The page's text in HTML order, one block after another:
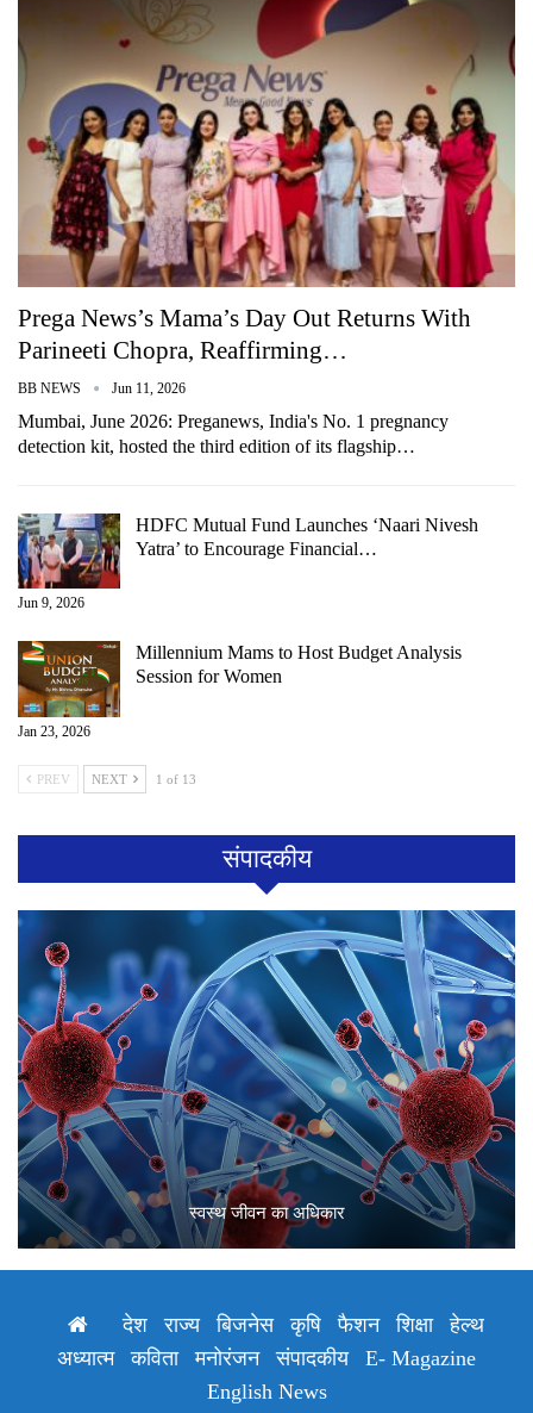
Prega News’s Mama’s Day Out Returns With
Parineeti Chopra, Reaffirming…
BB NEWS Jun 11, 2026
Mumbai, June 2026: Preganews, India's No. 1 pregnancy
detection kit, hosted the third edition of its flagship…
HDFC Mutual Fund Launches ‘Naari Nivesh
Yatra’ to Encourage Financial…
Jun 9, 2026
Millennium Mams to Host Budget Analysis
Session for Women
Jan 23, 2026
PREV NEXT 1 of 13
संपादकीय
स्वस्थ जीवन का अधिकार
देश राज्य बिजनेस कृषि फैशन शिक्षा
हेल्थ
अध्यात्म
कविता मनोरंजन संपादकीय
E- Magazine
English News